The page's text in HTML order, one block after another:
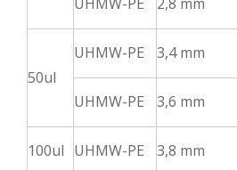
50ul
UHMW-PE 3,4 mm
UHMW-PE
3,6 mm
100ul UHMW-PE 3,8 mm